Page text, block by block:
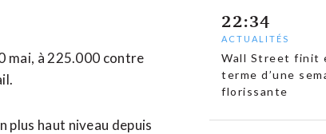
mai, à 225.000 contre
​plus haut niveau depuis
22:34
ACTUALITÉS
Wall Street finit
terme d’une
florissante